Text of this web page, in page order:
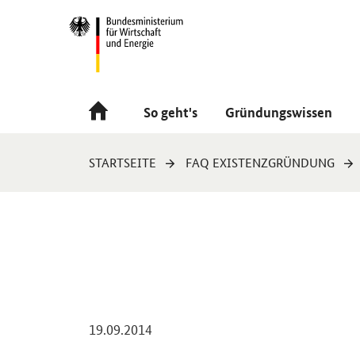
Navigation
Hauptmenü
So geht's Gründungswissen
Sie
STARTSEITE FAQ EXISTENZGRÜNDUNG
19.09.2014